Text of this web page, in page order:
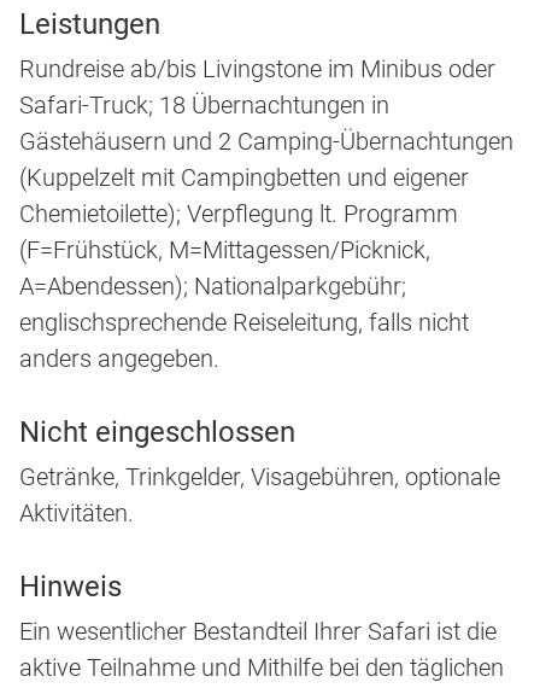
Leistungen
Rundreise ab/bis Livingstone im Minibus oder
Safari-Truck; 18 Übernachtungen in
Gästehäusern und 2 Camping-Übernachtungen
(Kuppelzelt mit Campingbetten und eigener
Chemietoilette); Verpflegung lt. Programm
(F=Frühstück, M=Mittagessen/Picknick,
A=Abendessen); Nationalparkgebühr;
englischsprechende Reiseleitung, falls nicht
anders angegeben.
Nicht eingeschlossen
Getränke, Trinkgelder, Visagebühren, optionale
Aktivitäten.
Hinweis
Ein wesentlicher Bestandteil Ihrer Safari ist die
aktive Teilnahme und Mithilfe bei den täglichen